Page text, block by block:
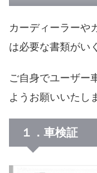
カーディーラーや
は必要な書類がい
ご自身でユーザー
ようお願いいたし
１．車検証